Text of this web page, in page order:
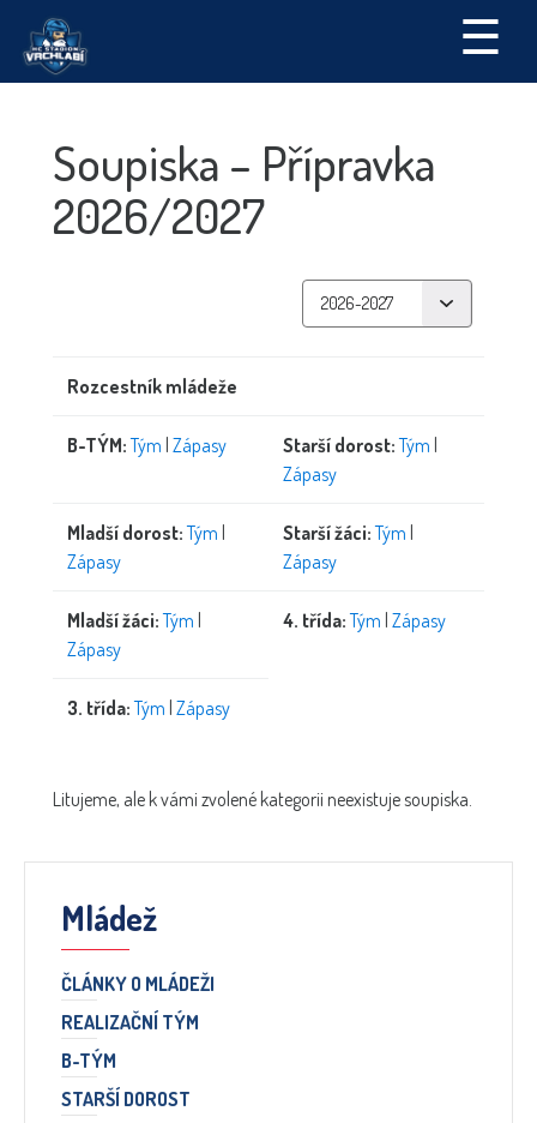
☰
Soupiska – Přípravka
2026/2027
Rozcestník mládeže
B-TÝM: Tým | Zápasy Starší dorost: Tým |
Zápasy
Mladší dorost: Tým |
Zápasy
Starší žáci: Tým |
Zápasy
Mladší žáci: Tým |
Zápasy
4. třída: Tým | Zápasy
3. třída: Tým | Zápasy
Litujeme, ale k vámi zvolené kategorii neexistuje soupiska.
Mládež
ČLÁNKY O MLÁDEŽI
REALIZAČNÍ TÝM
B-TÝM
STARŠÍ DOROST